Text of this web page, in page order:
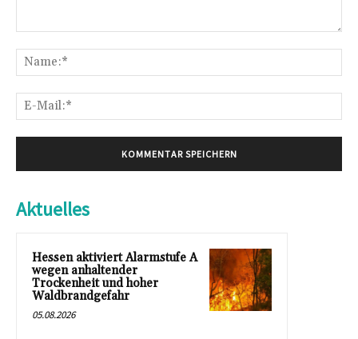
Aktuelles
Hessen aktiviert Alarmstufe A
wegen anhaltender
Trockenheit und hoher
Waldbrandgefahr
05.08.2026